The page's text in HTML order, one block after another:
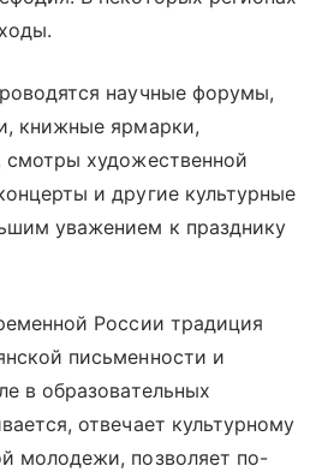
научные форумы,
книжные ярмарки,
смотры художественной
и другие культурные
уважением к празднику
России традиция
письменности и
в образовательных
отвечает культурному
молодежи, позволяет по-